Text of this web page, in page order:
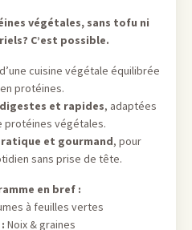
végétales, sans tofu ni
C’est possible.
d’une cuisine végétale équilibrée
protéines.
et rapides, adaptées
protéines végétales.
et gourmand, pour
sans prise de tête.
en bref :
à feuilles vertes
Noix & graines